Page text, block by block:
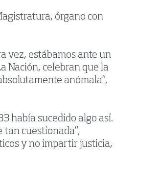
órgano con
vez, estábamos ante un
Nación, celebran que la
anómala”,
había sucedido algo así.
cuestionada”,
y no impartir justicia,